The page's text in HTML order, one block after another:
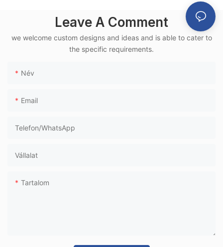
alumínium vázzal,
nagysebességű
Leave A Comment
we welcome custom designs and ideas and is able to cater to
the specific requirements.
Név
Email
Telefon/WhatsApp
Vállalat
Tartalom